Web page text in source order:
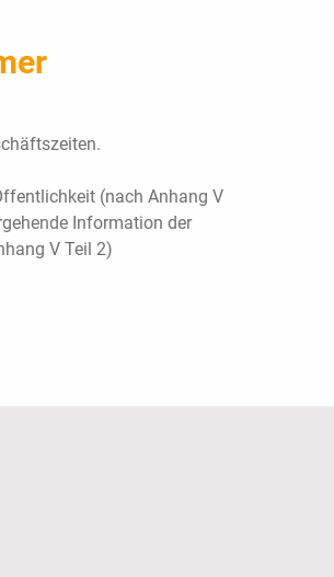
(nach Anhang V
Information der
V Teil 2)